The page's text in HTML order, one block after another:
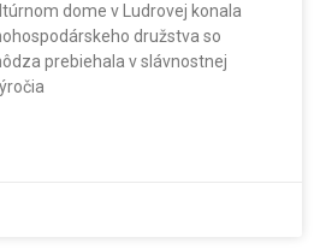
dome v Ludrovej konala
družstva so
prebiehala v slávnostnej